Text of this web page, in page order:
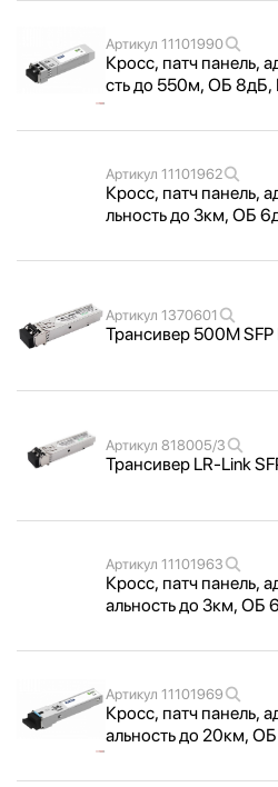
Артикул 11101990
Кросс, патч панель,
сть до 550м, ОБ 8дБ,
Артикул 11101962
Кросс, патч панель,
льность до 3км, ОБ
Артикул 1370601
Трансивер 500M
Артикул 818005/3
Трансивер LR-Link
Артикул 11101963
Кросс, патч панель,
альность до 3км, ОБ
Артикул 11101969
Кросс, патч панель,
альность до 20км,